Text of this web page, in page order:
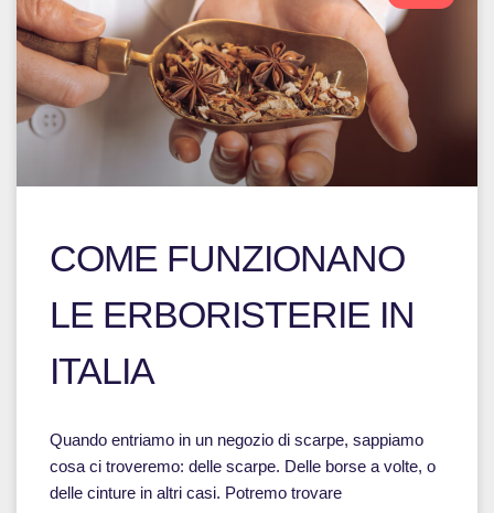
COME FUNZIONANO
LE ERBORISTERIE IN
ITALIA
Quando entriamo in un negozio di scarpe, sappiamo
cosa ci troveremo: delle scarpe. Delle borse a volte, o
delle cinture in altri casi. Potremo trovare